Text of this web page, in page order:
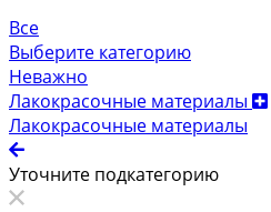
Все
Выберите категорию
Неважно
Лакокрасочные материалы
Лакокрасочные материалы
Уточните подкатегорию